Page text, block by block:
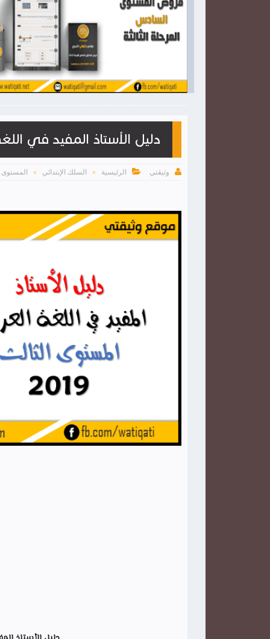
2026-03-28
وثيقتي
شاهد الموضوع
دليل الأستاذ المفيد في اللغة
 وثيقتي  الرئيسية > السلك الإبتدائي > المستوى